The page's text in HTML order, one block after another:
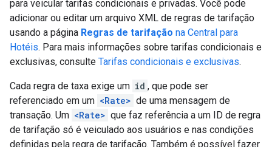
para veicular tarifas condicionais e privadas. Você pode
adicionar ou editar um arquivo XML de regras de tarifação
usando a página Regras de tarifação na Central para
Hotéis. Para mais informações sobre tarifas condicionais e
exclusivas, consulte Tarifas condicionais e exclusivas.
Cada regra de taxa exige um id , que pode ser
referenciado em um <Rate> de uma mensagem de
transação. Um <Rate> que faz referência a um ID de regra
de tarifação só é veiculado aos usuários e nas condições
definidas pela regra de tarifação. Também é possível fazer